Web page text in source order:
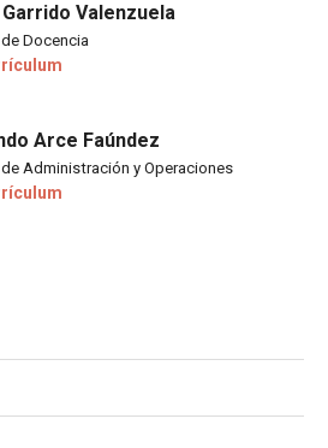
Valenzuela
Docencia
Arce Faúndez
Administración y Operaciones